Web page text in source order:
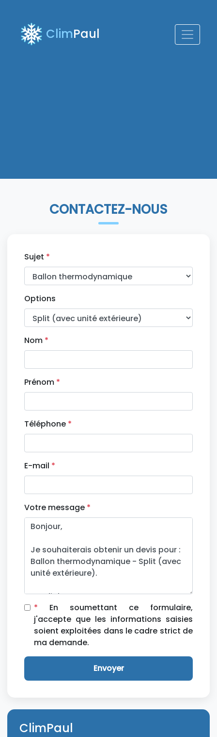
ClimPaul
CONTACTEZ-NOUS
Sujet *
Options
Nom *
Prénom *
Téléphone *
E-mail *
Votre message *
* En soumettant ce formulaire,
j'accepte que les informations saisies
soient exploitées dans le cadre strict de
ma demande.
Envoyer
ClimPaul